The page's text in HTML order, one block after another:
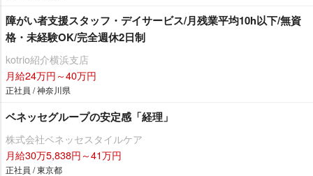
障がい者支援スタッフ・デイサービス/月残業平均10h以下/無資
格・未経験OK/完全週休2日制
kotrio紹介横浜支店
月給24万円～40万円
正社員 / 神奈川県
ベネッセグループの安定感「経理」
株式会社ベネッセスタイルケア
月給30万5,838円～41万円
正社員 / 東京都